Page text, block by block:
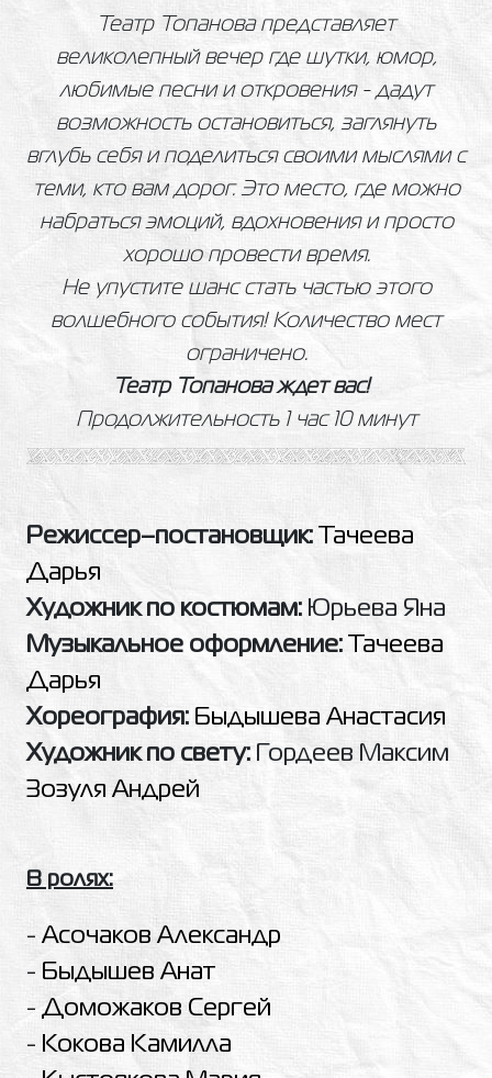
Театр Топанова представляет
великолепный вечер где шутки, юмор,
любимые песни и откровения - дадут
возможность остановиться, заглянуть
вглубь себя и поделиться своими мыслями с
теми, кто вам дорог. Это место, где можно
набраться эмоций, вдохновения и просто
хорошо провести время.
Не упустите шанс стать частью этого
волшебного события! Количество мест
ограничено.
Театр Топанова ждет вас!
Продолжительность 1 час 10 минут
Режиссер–постановщик:
Тачеева
Дарья
Художник по костюмам: Юрьева Яна
Музыкальное оформление:
Тачеева
Дарья
Хореография: Быдышева Анастасия
Художник по свету:
Гордеев Максим
Зозуля Андрей
В ролях:
- Асочаков Александр
- Быдышев Анат
- Доможаков Сергей
- Кокова Камилла